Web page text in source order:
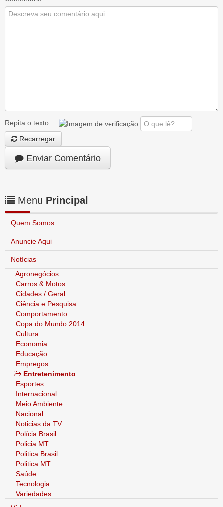
Repita o texto:
Recarregar
Enviar Comentário
Menu Principal
Quem Somos
Anuncie Aqui
Notícias
Agronegócios
Carros & Motos
Cidades / Geral
Ciência e Pesquisa
Comportamento
Copa do Mundo 2014
Cultura
Economia
Educação
Empregos
Entretenimento
Esportes
Internacional
Meio Ambiente
Nacional
Noticias da TV
Polícia Brasil
Policia MT
Politica Brasil
Politica MT
Saúde
Tecnologia
Variedades